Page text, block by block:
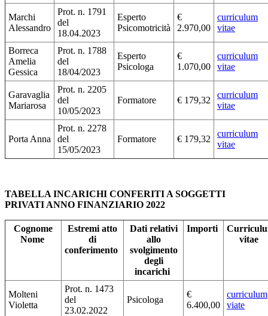
Marchi
Alessandro
Prot. n. 1791
del
18.04.2023
Esperto
Psicomotricità
€
2.970,00
curriculum
vitae
Borreca
Amelia
Gessica
Prot. n. 1788
del
18/04/2023
Esperto
Psicologa
€
1.070,00
curriculum
vitae
Garavaglia
Mariarosa
Prot. n. 2205
del
10/05/2023
Formatore € 179,32
curriculum
vitae
Porta Anna
Prot. n. 2278
del
15/05/2023
Formatore € 179,32
curriculum
vitae
TABELLA INCARICHI CONFERITI A SOGGETTI
PRIVATI ANNO FINANZIARIO 2022
Cognome
Nome
Estremi atto
di
conferimento
Dati relativi
allo
svolgimento
degli
incarichi
Importi
vitae
Molteni
Violetta
Prot. n. 1473
del
23.02.2022
Psicologa
€
6.400,00
curriculum
viate